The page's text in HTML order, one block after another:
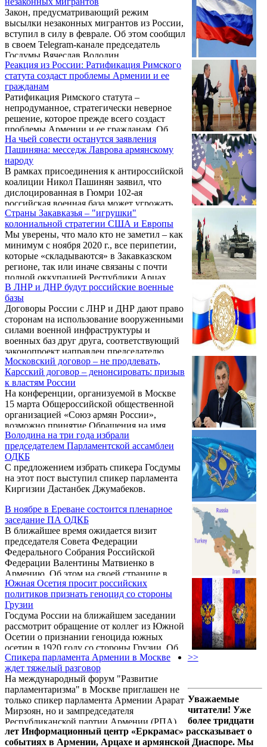
Володина. В ней сказано о том, к каким
отношениям между Россией и ...
России и ее гражданам, заявил председатель
Госдумы Вячеслав Володин.
Закон, предусматривающий режим
высылки незаконных мигрантов из России,
вступил в силу в феврале. Об этом сообщил
в своем Telegram-канале председатель
Госдумы Вячеслав Володин.
Реакция из России: Ратификация Римского
статута создаст проблемы Армении и ее
гражданам
Ратификация Римского статута –
непродуманное, стратегически неверное
решение, которое прежде всего создаст
проблемы Армении и ее гражданам. Об
этом написал спикер Госдумы РФ Вячеслав
Володин в Telegram. "Объяснить можно
какое угодно решение и что угодно, но тем,
кто принимал его, надо в первую очередь
ответить: "Зачем?". Развитие отношений
между нашими странами – это выбор наших
народов: Российской Федерации и
Армении. Ратификация Римского статута
противоречит этому", – отметил Володин.
На чьей совести останутся заявления
Пашиняна: месседж Лаврова армянскому
народу
В рамках присоединения к антироссийской
коалиции Никол Пашинян заявил, что
дислоцированная в Гюмри 102-ая
российская военная база может угрожать
безопасности Армении. Он обосновал свою
оценку, ссылаясь на Азербайджан.
Страны Закавказья – "игрушки"
колониальной стратегии США и Европы
Мы уверены, что мало кто не заметил – как
минимум с ноября 2020 г., все перипетии,
которые «складываются» в Закавказском
регионе, так или иначе связаны с почти
полной оккупацией Республики Арцах
(пока не оккупированы только 20-25 %% её
территории) и частичной оккупацией
армянского марза Сюник. Но, давайте
будьте хоть сами перед собой честны и
искренни – в том, в чём очутилось
Закавказье, да и сама Армения, те же Арцах,
и Сюник являются всего лишь
дипломатическими «отговорками»,
призванными оттенить ...
В ЛНР и ДНР будут российские военные
базы
Договоры России с ЛНР и ДНР дают право
сторонам на использование вооруженными
силами военной инфраструктуры и
военных баз друг друга, соответствующий
законопроект направлен председателю
Госдумы России Вячеславу Володину.
Московский договор – не продлевать,
Карсский договор – денонсировать: призыв
к властям России
На конференции, организуемой в Москве
15 марта Общероссийской общественной
организацией «Союз армян России»,
возможно принятие Обращения на имя
Президента Российской Федерации Путина
В. В., председателя Совета Федерации
Федерального Собрания Матвиенко В. И. и
председателя Государственной Думы
Российской Федерации Володина В. В. с
призывом не продлевать Московский
денонсировать Карсский договор от 13
октября 1921 года. Об этом
Информационному Центру «Еркрамас»
сообщил ...
Володина на три года избрали
председателем Парламентской ассамблеи
ОДКБ
С предложением избрать спикера Госдумы
на этот пост выступил спикер парламента
Киргизии Дастанбек Джумабеков.
В ноябре в Ереване состоится пленарное
заседание ПА ОДКБ
В ближайшее время ожидается визит
председателя Совета Федерации
Федерального Собрания Российской
Федерации Валентины Матвиенко в
Армению. Об этом на своей странице в
Facebook сообщил председатель
Национального собрания Армении Арарат
Мирзоян.
Южная Осетия просит российских
политиков признать геноцид со стороны
Грузии
Госдума России на ближайшем заседании
рассмотрит обращение от коллег из Южной
Осетии о признании геноцида южных
осетин в 1920 году со стороны Грузии. Об
этом сообщил РИА Новости спикер нижней
палаты российского парламента Вячеслав
Володин.
Спикера парламента Армении в Москве
ждет тяжелый разговор
На международный форум "Развитие
парламентаризма" в Москве приглашен не
только спикер парламента Армении Арарат
Мирзоян, но и зампредседателя
Республиканской партии Армении (РПА)
Армен Ашотян, пишет газета "Грапарак".
>>
Уважаемые
читатели! Уже
более тридцати
лет Информационный центр «Еркрамас» рассказывает о
событиях в Армении, Арцахе и армянской Диаспоре. Мы